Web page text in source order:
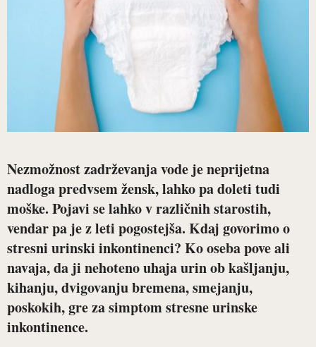
Nezmožnost zadrževanja vode je neprijetna
nadloga predvsem žensk, lahko pa doleti tudi
moške. Pojavi se lahko v različnih starostih,
vendar pa je z leti pogostejša. Kdaj govorimo o
stresni urinski inkontinenci? Ko oseba pove ali
navaja, da ji nehoteno uhaja urin ob kašljanju,
kihanju, dvigovanju bremena, smejanju,
poskokih, gre za simptom stresne urinske
inkontinence.